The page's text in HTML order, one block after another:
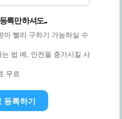
록만 하셔도...
아 빨리 구하기 가능하실 수
법 예, 안전을 증가시킬 사
무료
등록하기